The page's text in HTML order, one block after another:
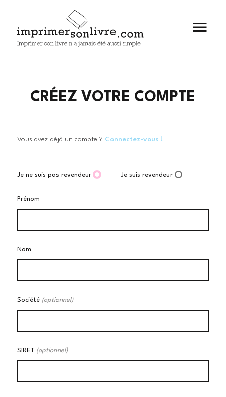

CRÉEZ VOTRE COMPTE
Vous avez déjà un compte ? Connectez-vous !
Je ne suis pas revendeur Je suis revendeur
Prénom
Nom
Société (optionnel)
SIRET (optionnel)